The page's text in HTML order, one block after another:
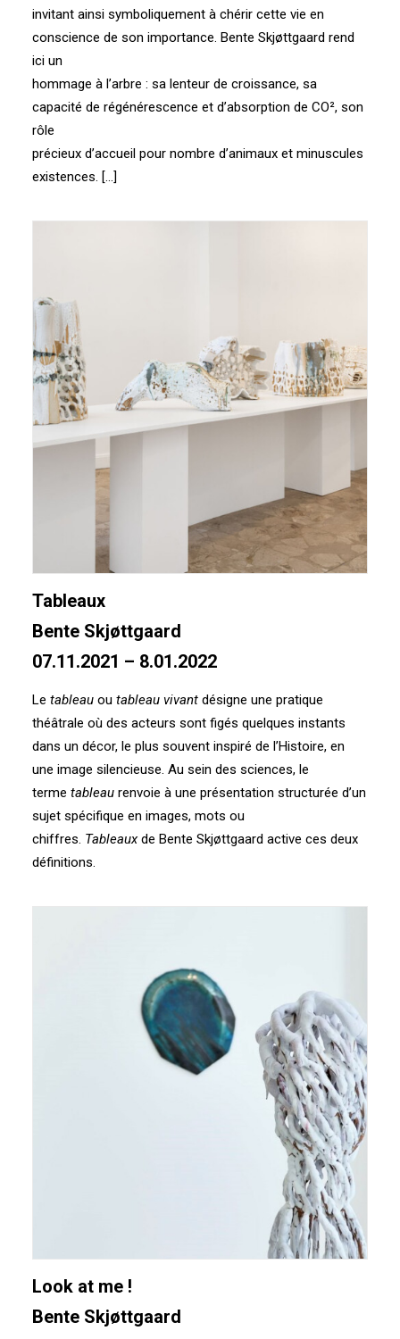
invitant ainsi symboliquement à chérir cette vie en
conscience de son importance. Bente Skjøttgaard rend
ici un
hommage à l’arbre : sa lenteur de croissance, sa
capacité de régénérescence et d’absorption de CO², son
rôle
précieux d’accueil pour nombre d’animaux et minuscules
existences. […]
Tableaux
Bente Skjøttgaard
07.11.2021 – 8.01.2022
Le tableau ou tableau vivant désigne une pratique
théâtrale où des acteurs sont figés quelques instants
dans un décor, le plus souvent inspiré de l’Histoire, en
une image silencieuse. Au sein des sciences, le
terme tableau renvoie à une présentation structurée d’un
sujet spécifique en images, mots ou
chiffres. Tableauxde Bente Skjøttgaard active ces deux
définitions.
Look at me !
Bente Skjøttgaard